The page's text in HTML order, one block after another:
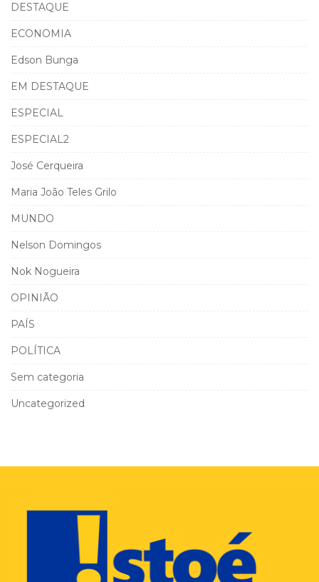
DESTAQUE
ECONOMIA
Edson Bunga
EM DESTAQUE
ESPECIAL
ESPECIAL2
José Cerqueira
Maria João Teles Grilo
MUNDO
Nelson Domingos
Nok Nogueira
OPINIÃO
PAÍS
POLÍTICA
Sem categoria
Uncategorized